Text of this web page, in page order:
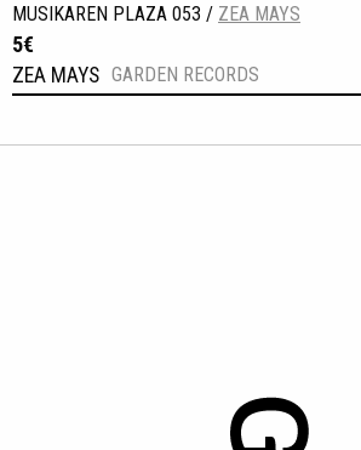
MUSIKAREN PLAZA 053 / ZEA MAYS
5€
ZEA MAYS GARDEN RECORDS